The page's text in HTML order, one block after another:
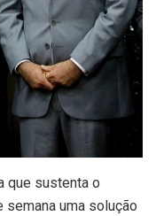
que sustenta o
uma solução